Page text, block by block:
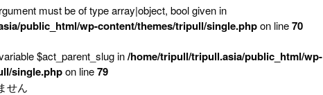
must be of type array|object, bool given in
public_html/wp-content/themes/tripull/single.phpon line70
$act_parent_slug in/home/tripull/tripull.asia/public_html/wp-
single.phpon line79
せん